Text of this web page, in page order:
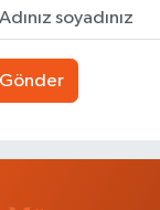
Gönder